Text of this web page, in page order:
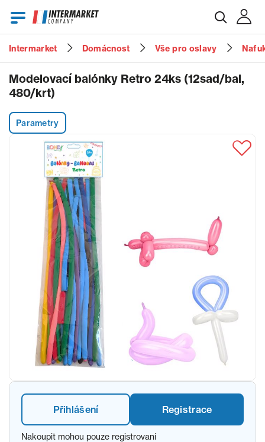
Heslo
Zapomenuté heslo?
Intermarket Domácnost Vše pro oslavy
Modelovací balónky Retro 24ks (12sad/bal,
480/krt)
Parametry
Přihlášení Registrace
Nakoupit mohou pouze registrovaní